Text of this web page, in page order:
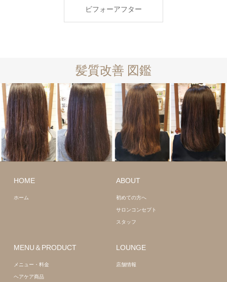
ビフォーアフター
髪質改善 図鑑
ロング 髪質
HOME
ホーム
ABOUT
初めての方へ
サロンコンセプト
スタッフ
MENU＆PRODUCT
メニュー・料金
ヘアケア商品
LOUNGE
店舗情報